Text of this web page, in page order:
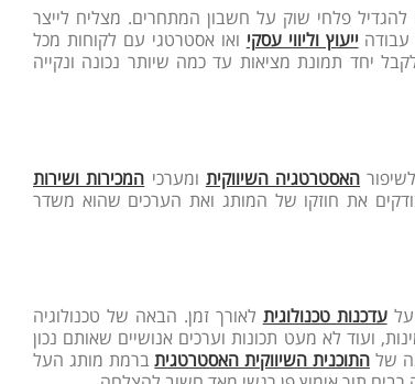
פלחי שוק על חשבון המתחרים. מצליח לייצר
ייעוץ וליווי עסקי ואו אסטרטגי עם לקוחות מכל
יחד תמונת מציאות עד כמה שיותר נכונה ונקייה
האסטרטגיה השיווקית ומערכי המכירות ושירות
את חוזקו של המותג ואת הערכים שהוא משדר
עלעדכנות טכנולוגית לאורך זמן. הבאה של טכנולוגיה
ועוד לא מעט תכונות וערכים אנושיים שאותם נכון
שלהתוכנית השיווקית האסטרטגיתברמת מותג העל